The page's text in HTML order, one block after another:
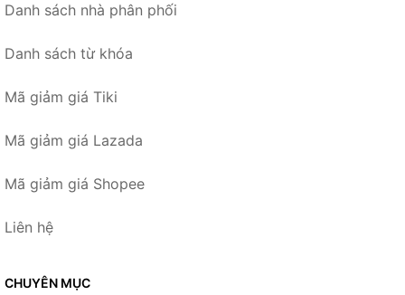
Danh sách nhà phân phối
Danh sách từ khóa
Mã giảm giá Tiki
Mã giảm giá Lazada
Mã giảm giá Shopee
Liên hệ
CHUYÊN MỤC